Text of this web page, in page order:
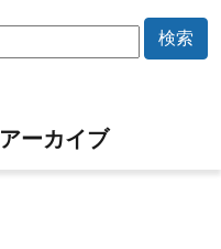
検索
アーカイブ